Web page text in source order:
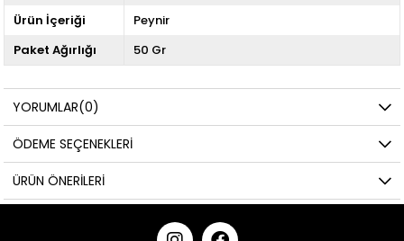
Ürün İçeriği
Peynir
Paket Ağırlığı
50 Gr
YORUMLAR(0)
ÖDEME SEÇENEKLERI
ÜRÜN ÖNERILERI